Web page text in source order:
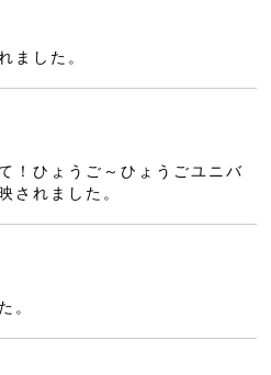
ました。
！ひょうご～ひょうごユニバ
されました。
。